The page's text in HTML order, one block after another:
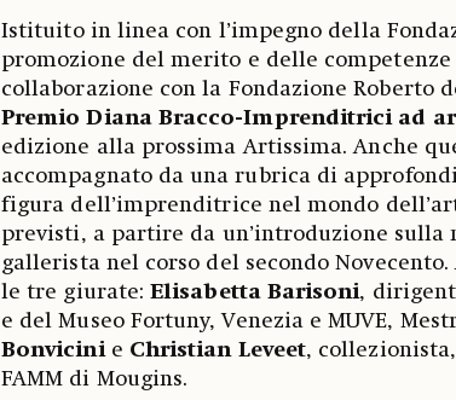
Istituito in linea con l’impegno della
promozione del merito e delle
collaborazione con la Fondazione Roberto
Premio Diana Bracco-Imprenditrici ad
edizione alla prossima Artissima. Anche
accompagnato da una rubrica di
figura dell’imprenditrice nel mondo
previsti, a partire da un’introduzione
gallerista nel corso del secondo
le tre giurate:Elisabetta Barisoni,
e del Museo Fortuny, Venezia e MUVE,
Bonvicini e Christian Leveet,
FAMM di Mougins.